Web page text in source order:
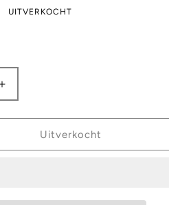
UITVERKOCHT
Aantal
verhogen
voor
Pets
Uitverkocht